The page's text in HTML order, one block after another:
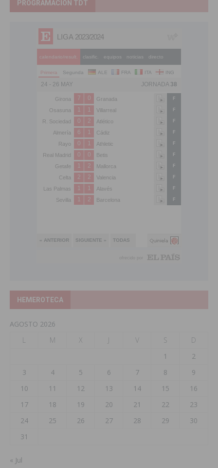
PROGRAMACIÓN TDT
HEMEROTECA
AGOSTO 2026
L
M X J V S
D
1
2
3
4 5 6 7 8
9
10
11 12 13 14 15
16
17
18 19 20 21 22
23
24
25 26 27 28 29
30
31
« Jul